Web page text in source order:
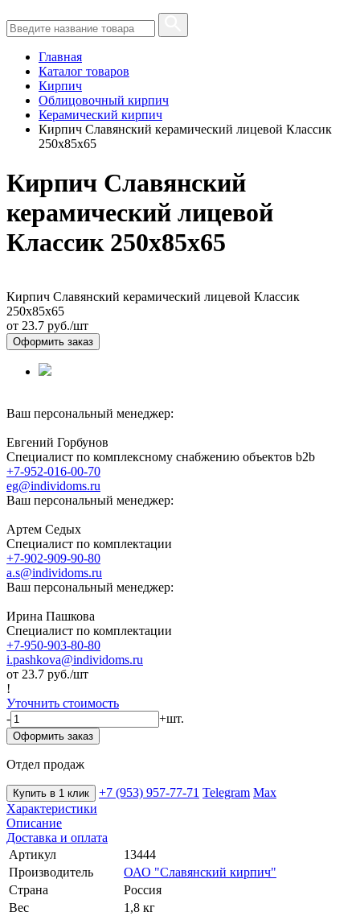
Главная
Каталог товаров
Кирпич
Облицовочный кирпич
Керамический кирпич
Кирпич Славянский керамический лицевой Классик
250х85х65
Кирпич Славянский
керамический лицевой
Классик 250х85х65
Кирпич Славянский керамический лицевой Классик
250х85х65
от 23.7 руб./шт
Оформить заказ
Ваш персональный менеджер:
Евгений Горбунов
Специалист по комплексному снабжению объектов b2b
+7-952-016-00-70
eg@individoms.ru
Ваш персональный менеджер:
Артем Седых
Специалист по комплектации
+7-902-909-90-80
a.s@individoms.ru
Ваш персональный менеджер:
Ирина Пашкова
Специалист по комплектации
+7-950-903-80-80
i.pashkova@individoms.ru
от 23.7 руб./шт
!
Уточнить стоимость
-
+шт.
Оформить заказ
Отдел продаж
Купить в 1 клик +7 (953) 957-77-71 Telegram Max
Характеристики
Описание
Доставка и оплата
Артикул
13444
Производитель
ОАО "Славянский кирпич"
Страна
Россия
Вес
1,8 кг